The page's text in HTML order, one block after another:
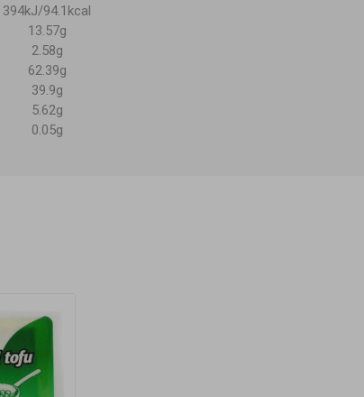
394kJ/94.1kcal
13.57g
2.58g
62.39g
39.9g
5.62g
0.05g